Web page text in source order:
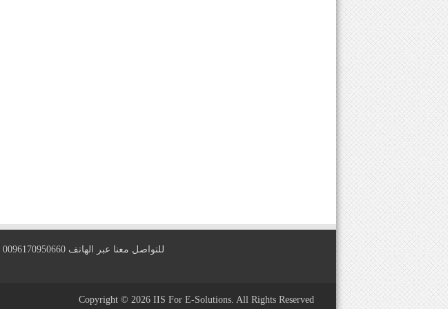
للتواصل معنا عبر الهاتف 0096170950660 او عبر البريد الالكتروني
Copyright © 2026 IIS For E-Solutions. All Rights Reserved